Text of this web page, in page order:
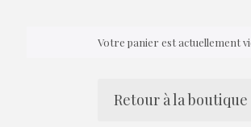
Votre panier est actuellement
Retour à la boutique